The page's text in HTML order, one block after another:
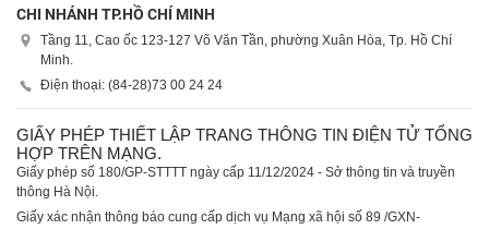
CHI NHÁNH TP.HỒ CHÍ MINH
Tầng 11, Cao ốc 123-127 Võ Văn Tần, phường Xuân Hòa, Tp. Hồ Chí
Minh.
Điện thoại: (84-28)73 00 24 24
GIẤY PHÉP THIẾT LẬP TRANG THÔNG TIN ĐIỆN TỬ TỔNG
HỢP TRÊN MẠNG.
Giấy phép số 180/GP-STTTT ngày cấp 11/12/2024 - Sở thông tin và truyền
thông Hà Nội.
Giấy xác nhận thông báo cung cấp dịch vụ Mạng xã hội số 89 /GXN-